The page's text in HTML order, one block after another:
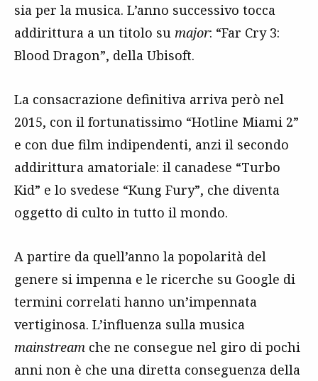
sia per la musica. L’anno successivo tocca
addirittura a un titolo su major: “Far Cry 3:
Blood Dragon”, della Ubisoft.
La consacrazione definitiva arriva però nel
2015, con il fortunatissimo “Hotline Miami 2”
e con due film indipendenti, anzi il secondo
addirittura amatoriale: il canadese “Turbo
Kid” e lo svedese “Kung Fury”, che diventa
oggetto di culto in tutto il mondo.
A partire da quell’anno la popolarità del
genere si impenna e le ricerche su Google di
termini correlati hanno un’impennata
vertiginosa. L’influenza sulla musica
mainstream che ne consegue nel giro di pochi
anni non è che una diretta conseguenza della